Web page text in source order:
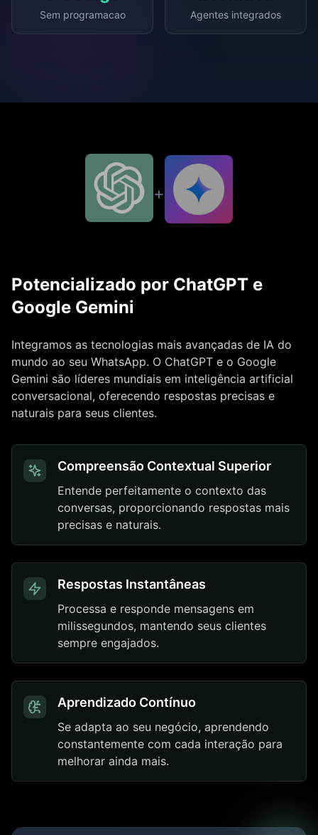
Múltiplas condições
Resetar
Sem programacao Agentes integrados
+
Potencializado por ChatGPT e
Google Gemini
Integramos as tecnologias mais avançadas de IA do
mundo ao seu WhatsApp. O ChatGPT e o Google
Gemini são líderes mundiais em inteligência artificial
conversacional, oferecendo respostas precisas e
naturais para seus clientes.
Compreensão Contextual Superior
Entende perfeitamente o contexto das
conversas, proporcionando respostas mais
precisas e naturais.
Respostas Instantâneas
Processa e responde mensagens em
milissegundos, mantendo seus clientes
sempre engajados.
Aprendizado Contínuo
Se adapta ao seu negócio, aprendendo
constantemente com cada interação para
melhorar ainda mais.